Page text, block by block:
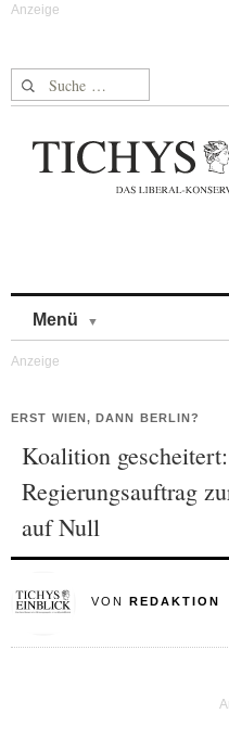
Suche nach:
Menü
ERST WIEN, DANN BERLIN?
Koalition
Regierungsauftrag
auf Null
VON REDAKTION